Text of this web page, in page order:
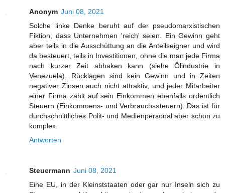
Anonym Juni 08, 2021
Solche linke Denke beruht auf der pseudomarxistischen
Fiktion, dass Unternehmen 'reich' seien. Ein Gewinn geht
aber teils in die Ausschüttung an die Anteilseigner und wird
da besteuert, teils in Investitionen, ohne die man jede Firma
nach kurzer Zeit abhaken kann (siehe Ölindustrie in
Venezuela). Rücklagen sind kein Gewinn und in Zeiten
negativer Zinsen auch nicht attraktiv, und jeder Mitarbeiter
einer Firma zahlt auf sein Einkommen ebenfalls ordentlich
Steuern (Einkommens- und Verbrauchssteuern). Das ist für
durchschnittliches Polit- und Medienpersonal aber schon zu
komplex.
Antworten
Steuermann Juni 08, 2021
Eine EU, in der Kleinststaaten oder gar nur Inseln sich zu